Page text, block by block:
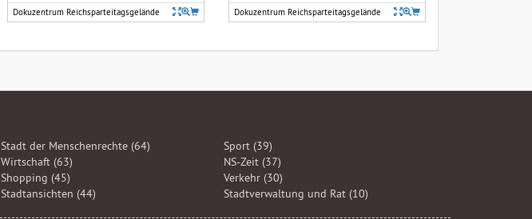
Dokuzentrum Reichsparteitagsgelände Dokuzentrum Reichsparteitagsgelände
Stadt der Menschenrechte (64)
Wirtschaft (63)
Shopping (45)
Stadtansichten (44)
Sport (39)
NS-Zeit (37)
Verkehr (30)
Stadtverwaltung und Rat (10)